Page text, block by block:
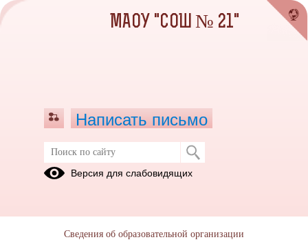
Публикации за Июнь 2026
Порядок действия при
МАОУ "СОШ № 21"
Написать письмо
Версия для слабовидящих
Сведения об образовательной организации